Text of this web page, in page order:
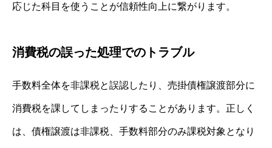
応じた科目を使うことが信頼性向上に繋がります。
消費税の誤った処理でのトラブル
手数料全体を非課税と誤認したり、売掛債権譲渡部分に
消費税を課してしまったりすることがあります。正しく
は、債権譲渡は非課税、手数料部分のみ課税対象となり